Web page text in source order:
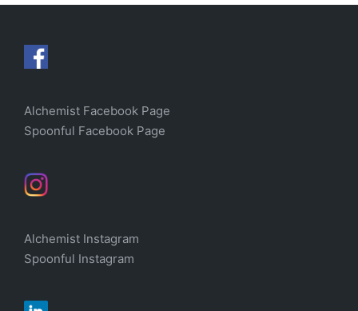
Alchemist Facebook Page
Spoonful Facebook Page
Alchemist Instagram
Spoonful Instagram